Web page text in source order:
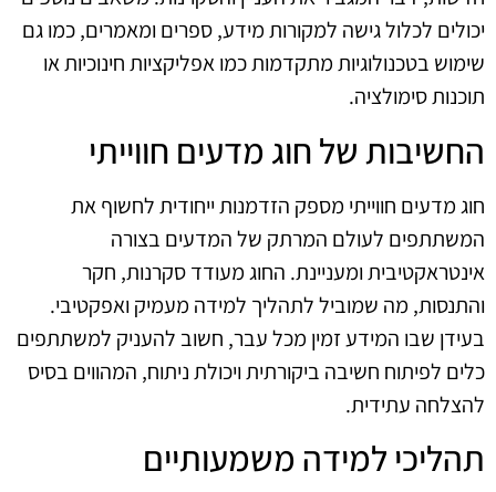
יכולים לכלול גישה למקורות מידע, ספרים ומאמרים, כמו גם
שימוש בטכנולוגיות מתקדמות כמו אפליקציות חינוכיות או
תוכנות סימולציה.
החשיבות של חוג מדעים חווייתי
חוג מדעים חווייתי מספק הזדמנות ייחודית לחשוף את
המשתתפים לעולם המרתק של המדעים בצורה
אינטראקטיבית ומעניינת. החוג מעודד סקרנות, חקר
והתנסות, מה שמוביל לתהליך למידה מעמיק ואפקטיבי.
בעידן שבו המידע זמין מכל עבר, חשוב להעניק למשתתפים
כלים לפיתוח חשיבה ביקורתית ויכולת ניתוח, המהווים בסיס
להצלחה עתידית.
תהליכי למידה משמעותיים